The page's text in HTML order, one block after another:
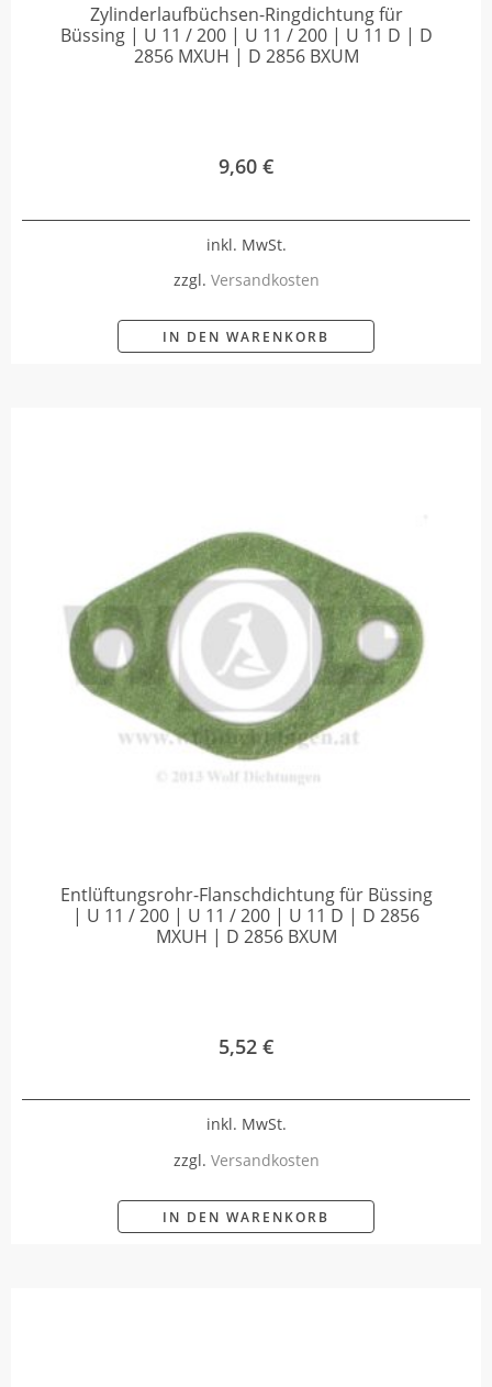
Zylinderlaufbüchsen-Ringdichtung für
Büssing | U 11 / 200 | U 11 / 200 | U 11 D | D
2856 MXUH | D 2856 BXUM
9,60 €
inkl. MwSt.
zzgl. Versandkosten
IN DEN WARENKORB
Entlüftungsrohr-Flanschdichtung für Büssing
| U 11 / 200 | U 11 / 200 | U 11 D | D 2856
MXUH | D 2856 BXUM
5,52 €
inkl. MwSt.
zzgl. Versandkosten
IN DEN WARENKORB